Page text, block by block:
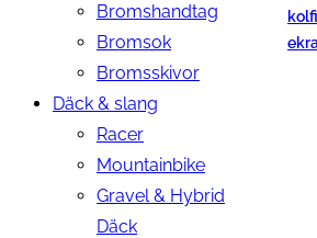
Bromshandtag
Bromsok
Bromsskivor
Däck & slang
Racer
Mountainbike
Gravel & Hybrid
Däck